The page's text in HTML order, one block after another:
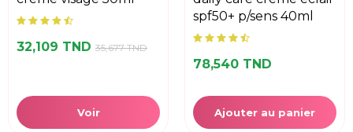
32,109 TND 35,677 TND
Voir
spf50+ p/sens 40ml
78,540 TND
Ajouter au panier